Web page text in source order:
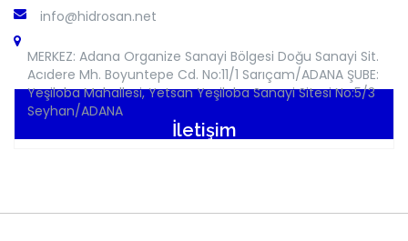
info@hidrosan.net
MERKEZ: Adana Organize Sanayi Bölgesi Doğu Sanayi Sit.
Acıdere Mh. Boyuntepe Cd. No:11/1 Sarıçam/ADANA ŞUBE:
Yeşiloba Mahallesi, Yetsan Yeşiloba Sanayi Sitesi No:5/3
Seyhan/ADANA
İletişim